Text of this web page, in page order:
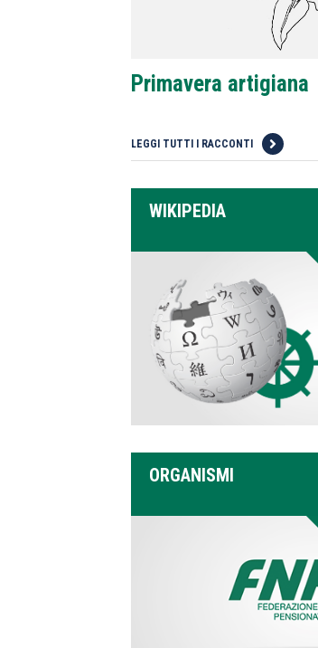
Primavera artigiana
LEGGI TUTTI I RACCONTI
WIKIPEDIA
ORGANISMI